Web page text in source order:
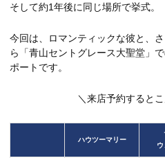
そして約1年後に同じ場所で挙式。
今回は、ロマンティックな彼と、
ら「青山セントグレース大聖堂」
ポートです。
＼来店予約すると
ハウツーマリー